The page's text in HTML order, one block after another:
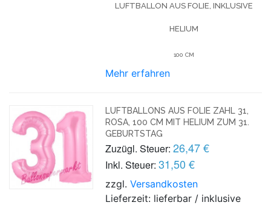
LUFTBALLON AUS FOLIE, INKLUSIVE
HELIUM
100 CM
Mehr erfahren
LUFTBALLONS AUS FOLIE ZAHL 31,
ROSA, 100 CM MIT HELIUM ZUM 31.
GEBURTSTAG
Zuzügl. Steuer: 26,47 €
Inkl. Steuer: 31,50 €
zzgl.Versandkosten
Lieferzeit: lieferbar / inklusive